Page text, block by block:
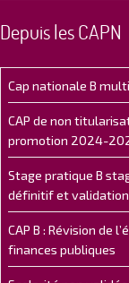
Depuis les CAPN
Cap nationale B
CAP de non
promotion 2024-
Stage pratique B
définitif et
CAP B : Révision de
finances publiques